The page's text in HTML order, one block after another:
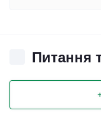
Питання